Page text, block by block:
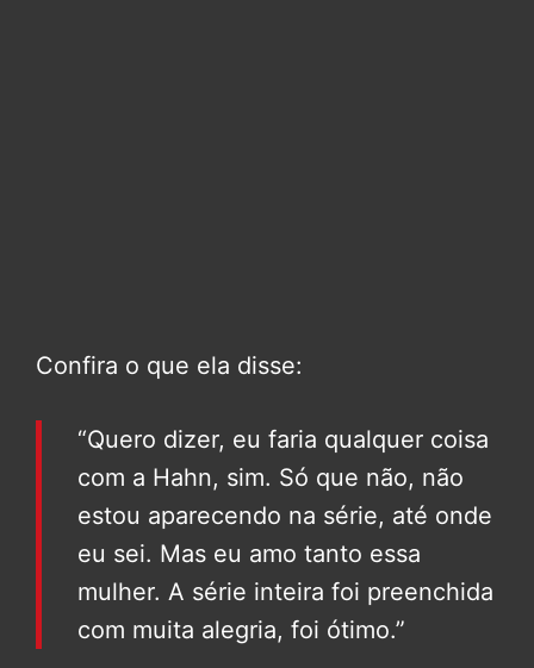
Confira o que ela disse:
“Quero dizer, eu faria qualquer coisa
com a Hahn, sim. Só que não, não
estou aparecendo na série, até onde
eu sei. Mas eu amo tanto essa
mulher. A série inteira foi preenchida
com muita alegria, foi ótimo.”